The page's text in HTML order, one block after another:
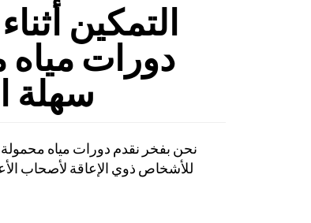
التمكين
دورات مياه
سهلة
نحن بفخر نقدم دورات مياه محمولة
للأشخاص ذوي الإعاقة لأصحاب